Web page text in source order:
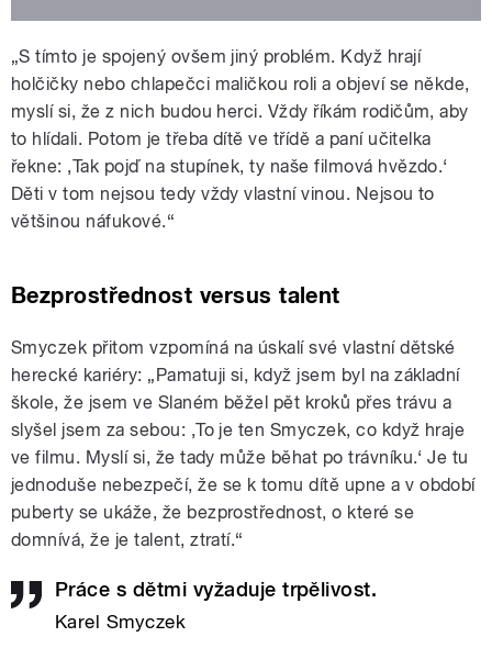
„S tímto je spojený ovšem jiný problém. Když hrají
holčičky nebo chlapečci maličkou roli a objeví se někde,
myslí si, že z nich budou herci. Vždy říkám rodičům, aby
to hlídali. Potom je třeba dítě ve třídě a paní učitelka
řekne: ‚Tak pojď na stupínek, ty naše filmová hvězdo.‘
Děti v tom nejsou tedy vždy vlastní vinou. Nejsou to
většinou náfukové.“
Bezprostřednost versus talent
Smyczek přitom vzpomíná na úskalí své vlastní dětské
herecké kariéry: „Pamatuji si, když jsem byl na základní
škole, že jsem ve Slaném běžel pět kroků přes trávu a
slyšel jsem za sebou: ‚To je ten Smyczek, co když hraje
ve filmu. Myslí si, že tady může běhat po trávníku.‘ Je tu
jednoduše nebezpečí, že se k tomu dítě upne a v období
puberty se ukáže, že bezprostřednost, o které se
domnívá, že je talent, ztratí.“
Práce s dětmi vyžaduje trpělivost.
Karel Smyczek